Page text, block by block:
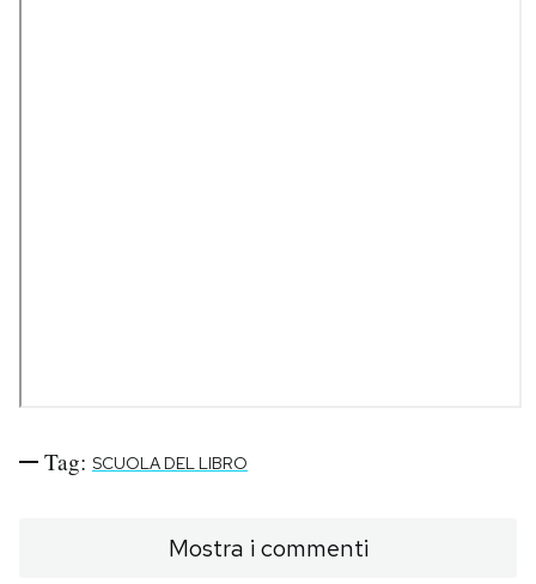
Tag: SCUOLA DEL LIBRO
Mostra i commenti